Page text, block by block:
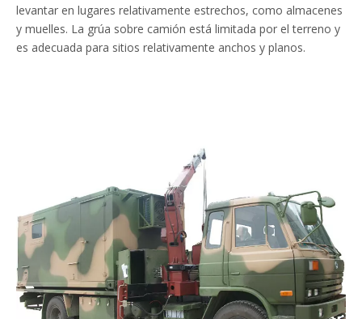
levantar en lugares relativamente estrechos, como almacenes
y muelles. La grúa sobre camión está limitada por el terreno y
es adecuada para sitios relativamente anchos y planos.